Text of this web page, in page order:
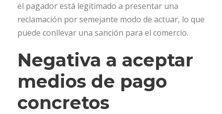
el pagador está legitimado a presentar una
reclamación por semejante modo de actuar, lo que
puede conllevar una sanción para el comercio.
Negativa a aceptar
medios de pago
concretos